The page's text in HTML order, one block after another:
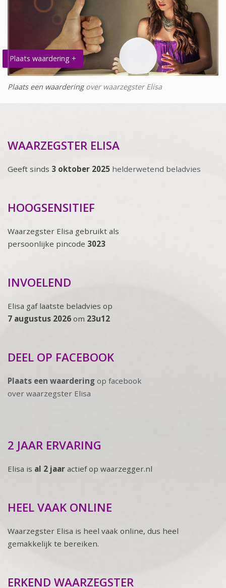
Plaats waardering +
Plaats een waarderingover waarzegster Elisa
WAARZEGSTER ELISA
Geeft sinds 3 oktober 2025 helderwetend beladvies
HOOGSENSITIEF
Waarzegster Elisa gebruikt als
persoonlijke pincode 3023
INVOELEND
Elisa gaf laatste beladvies op
7 augustus 2026 om 23u12
DEEL OP FACEBOOK
Plaats een waardering op facebook
over waarzegster Elisa
2 JAAR ERVARING
Elisa is al 2 jaar actief op waarzegger.nl
HEEL VAAK ONLINE
Waarzegster Elisa is heel vaak online, dus heel
gemakkelijk te bereiken.
ERKEND WAARZEGSTER